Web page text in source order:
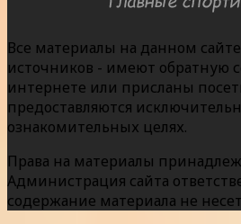
Все материалы на данном
источников - имеют обратную
интернете или присланы
предоставляются
ознакомительных целях.
Права на материалы
Администрация сайта
содержание материала не